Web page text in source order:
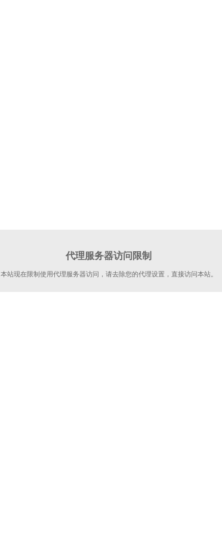
代理服务器访问限制
本站现在限制使用代理服务器访问，请去除您的代理设置，直接访问本站。